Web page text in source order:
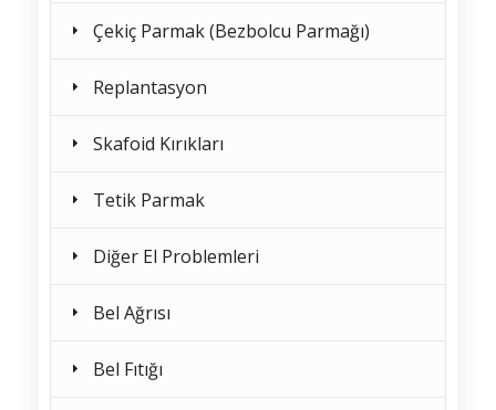
Çekiç Parmak (Bezbolcu Parmağı)
Replantasyon
Skafoid Kırıkları
Tetik Parmak
Diğer El Problemleri
Bel Ağrısı
Bel Fıtığı